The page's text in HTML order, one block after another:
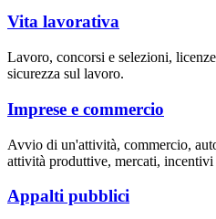
Vita lavorativa
Lavoro, concorsi e selezioni,
sicurezza sul lavoro.
Imprese e commercio
Avvio di un'attività, commercio,
attività produttive, mercati, incentivi
Appalti pubblici